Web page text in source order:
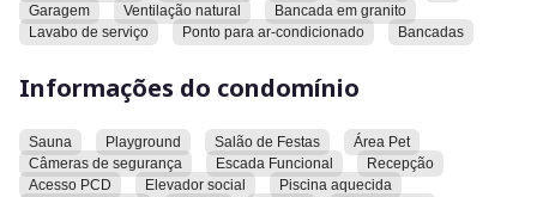
do ano, além de uma varanda. A área de serviço é separada
da cozinha, proporcionando mais organização e
totalmente mobiliado, incluindo ar-condicionado, geladeira,
ondas e máquina de lavar, estando pronto para morar com
todo o conforto e praticidade
Garagem
Ventilação natural
Bancada em granito
Lavabo de serviço
Ponto para ar-condicionado Bancadas
Informações do condomínio
Sauna Playground Salão de Festas
Área Pet
Câmeras de segurança
Escada Funcional
Recepção
Acesso PCD
Elevador social
Piscina aquecida